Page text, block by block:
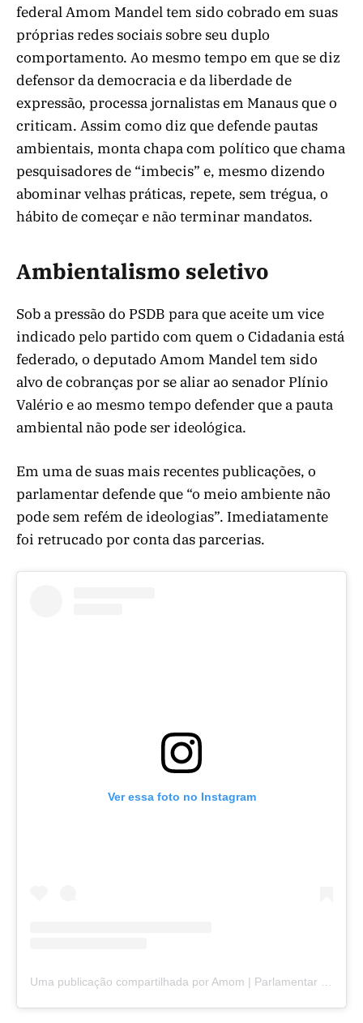
federal Amom Mandel tem sido cobrado em suas
próprias redes sociais sobre seu duplo
comportamento. Ao mesmo tempo em que se diz
defensor da democracia e da liberdade de
expressão, processa jornalistas em Manaus que o
criticam. Assim como diz que defende pautas
ambientais, monta chapa com político que chama
pesquisadores de “imbecis” e, mesmo dizendo
abominar velhas práticas, repete, sem trégua, o
hábito de começar e não terminar mandatos.
Ambientalismo seletivo
Sob a pressão do PSDB para que aceite um vice
indicado pelo partido com quem o Cidadania está
federado, o deputado Amom Mandel tem sido
alvo de cobranças por se aliar ao senador Plínio
Valério e ao mesmo tempo defender que a pauta
ambiental não pode ser ideológica.
Em uma de suas mais recentes publicações, o
parlamentar defende que “o meio ambiente não
pode sem refém de ideologias”. Imediatamente
foi retrucado por conta das parcerias.
Ver essa foto no Instagram